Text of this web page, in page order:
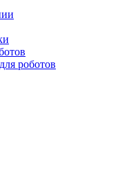
роботов